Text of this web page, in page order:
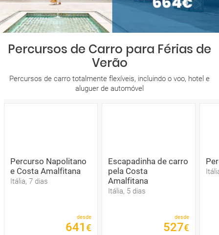
Percursos de Carro para Férias de
Verão
Percursos de carro totalmente flexíveis, incluindo o voo, hotel e
aluguer de automóvel
Percurso Napolitano
e Costa Amalfitana
Itália, 7 dias
desde
641 €
Escapadinha de carro
pela Costa
Amalfitana
Itália, 5 dias
desde
527€